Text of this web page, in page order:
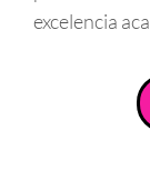
excelencia